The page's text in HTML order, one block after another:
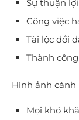
Sự thuận
Công việc
Tài lộc dồi
Thành
Hình ảnh
Mọi khó